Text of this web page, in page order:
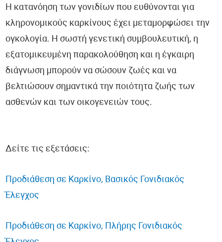
Η κατανόηση των γονιδίων που ευθύνονται για
κληρονομικούς καρκίνους έχει μεταμορφώσει την
ογκολογία. Η σωστή γενετική συμβουλευτική, η
εξατομικευμένη παρακολούθηση και η έγκαιρη
διάγνωση μπορούν να σώσουν ζωές και να
βελτιώσουν σημαντικά την ποιότητα ζωής των
ασθενών και των οικογενειών τους.
Δείτε τις εξετάσεις:
Προδιάθεση σε Καρκίνο, Βασικός Γονιδιακός
Έλεγχος
Προδιάθεση σε Καρκίνο, Πλήρης Γονιδιακός